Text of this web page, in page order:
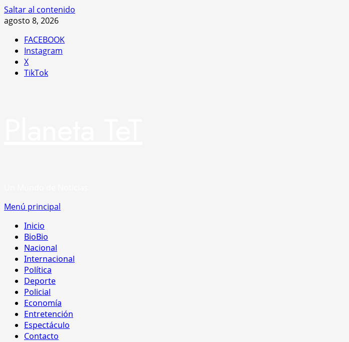
Saltar al contenido
agosto 8, 2026
FACEBOOK
Instagram
X
TikTok
Menú principal
Inicio
BioBio
Nacional
Internacional
Política
Deporte
Policial
Economía
Entretención
Espectáculo
Contacto